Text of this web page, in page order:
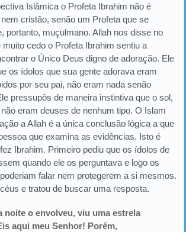
Islâmica o Profeta Ibrahim não é
cristão, senão um Profeta que se
portanto, muçulmano. Allah nos disse no
cedo o Profeta Ibrahim sentiu a
o Único Deus digno de adoração. Ele
os ídolos que sua gente adorava eram
por seu pai, não eram nada senão
pressupôs de maneira instintiva que o sol,
eram deuses de nenhum tipo. O Islam
a Allah é a única conclusão lógica a que
que examina as evidências. Isto é
Ibrahim. Primeiro pediu que os ídolos de
quando ele os perguntava e logo os
falar nem protegerem a si mesmos.
e tratou de buscar uma resposta.
noite o envolveu, viu uma estrela
aqui meu Senhor! Porém,